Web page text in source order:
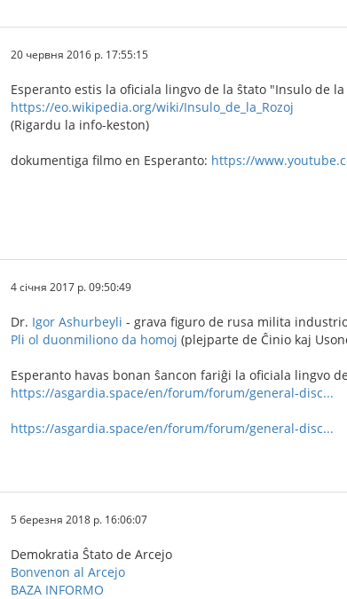
20 червня 2016 р. 17:55:15
Esperanto estis la oficiala lingvo de la ŝtato "Insulo de la
https://eo.wikipedia.org/wiki/Insulo_de_la_Rozoj
(Rigardu la info-keston)
dokumentiga filmo en Esperanto: https://
4 січня 2017 р. 09:50:49
Dr. Igor Ashurbeyli - grava figuro de rusa milita
Pli ol duonmiliono da homoj (plejparte de Ĉinio kaj
Esperanto havas bonan ŝancon fariĝi la oficiala lingvo
https://asgardia.space/en/forum/forum/general-disc...
https://asgardia.space/en/forum/forum/general-disc...
5 березня 2018 р. 16:06:07
Demokratia Ŝtato de Arcejo
Bonvenon al Arcejo
BAZA INFORMO